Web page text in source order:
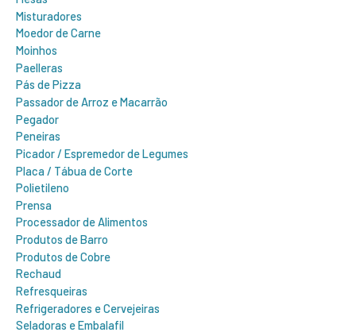
Misturadores
Moedor de Carne
Moinhos
Paelleras
Pás de Pizza
Passador de Arroz e Macarrão
Pegador
Peneiras
Picador / Espremedor de Legumes
Placa / Tábua de Corte
Polietileno
Prensa
Processador de Alimentos
Produtos de Barro
Produtos de Cobre
Rechaud
Refresqueiras
Refrigeradores e Cervejeiras
Seladoras e Embalafil